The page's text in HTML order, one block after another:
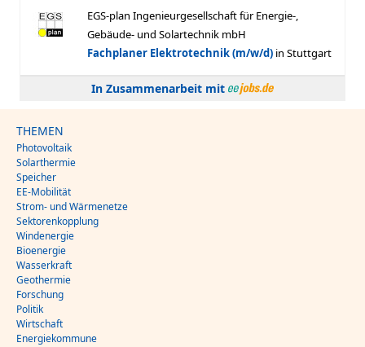
In Zusammenarbeit mit
THEMEN
Photovoltaik
Solarthermie
Speicher
EE-Mobilität
Strom- und Wärmenetze
Sektorenkopplung
Windenergie
Bioenergie
Wasserkraft
Geothermie
Forschung
Politik
Wirtschaft
Energiekommune